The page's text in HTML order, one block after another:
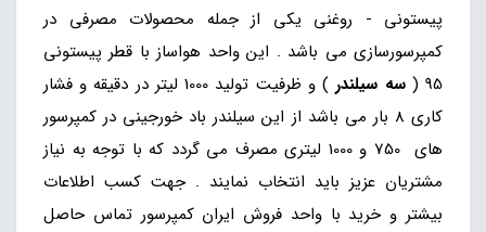
پیستونی - روغنی یکی از جمله محصولات مصرفی در
کمپرسورسازی می باشد . این واحد هواساز با قطر پیستونی
95 (
سه سیلندر
) و ظرفیت تولید 1000 لیتر در دقیقه و فشار
کاری 8 بار می باشد از این سیلندر باد خورجینی در کمپرسور
های 750 و 1000 لیتری مصرف می گردد که با توجه به نیاز
مشتریان عزیز باید انتخاب نمایند . جهت کسب اطلاعات
بیشتر و خرید با واحد فروش ایران کمپرسور تماس حاصل